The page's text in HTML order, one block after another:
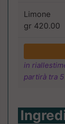
Limone
gr 420.00
in
partirà tra